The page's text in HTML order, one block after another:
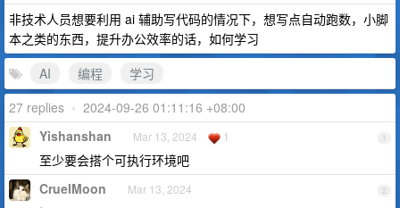
非技术人员想要利用 ai 辅助写代码的情况下，想写点自动跑数，小脚
本之类的东西，提升办公效率的话，如何学习
AI
编程
学习
27 replies • 2024-09-26 01:11:16 +08:00
1
Yishanshan Mar 13, 2024 1
至少要会搭个可执行环境吧
2
CruelMoon Mar 13, 2024